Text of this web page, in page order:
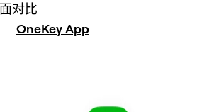
对比
OneKey App